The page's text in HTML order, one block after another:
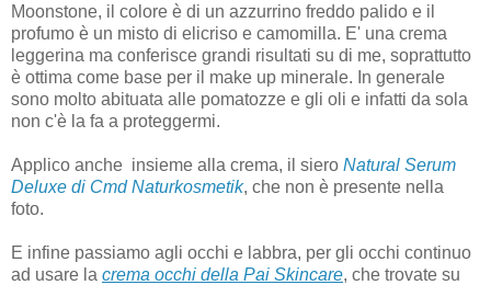
Moonstone, il colore è di un azzurrino freddo palido e il
profumo è un misto di elicriso e camomilla. E' una crema
leggerina ma conferisce grandi risultati su di me, soprattutto
è ottima come base per il make up minerale. In generale
sono molto abituata alle pomatozze e gli oli e infatti da sola
non c'è la fa a proteggermi.
Applico anche insieme alla crema, il siero Natural Serum
Deluxe di Cmd Naturkosmetik, che non è presente nella
foto.
E infine passiamo agli occhi e labbra, per gli occhi continuo
ad usare la crema occhi della Pai Skincare, che trovate su